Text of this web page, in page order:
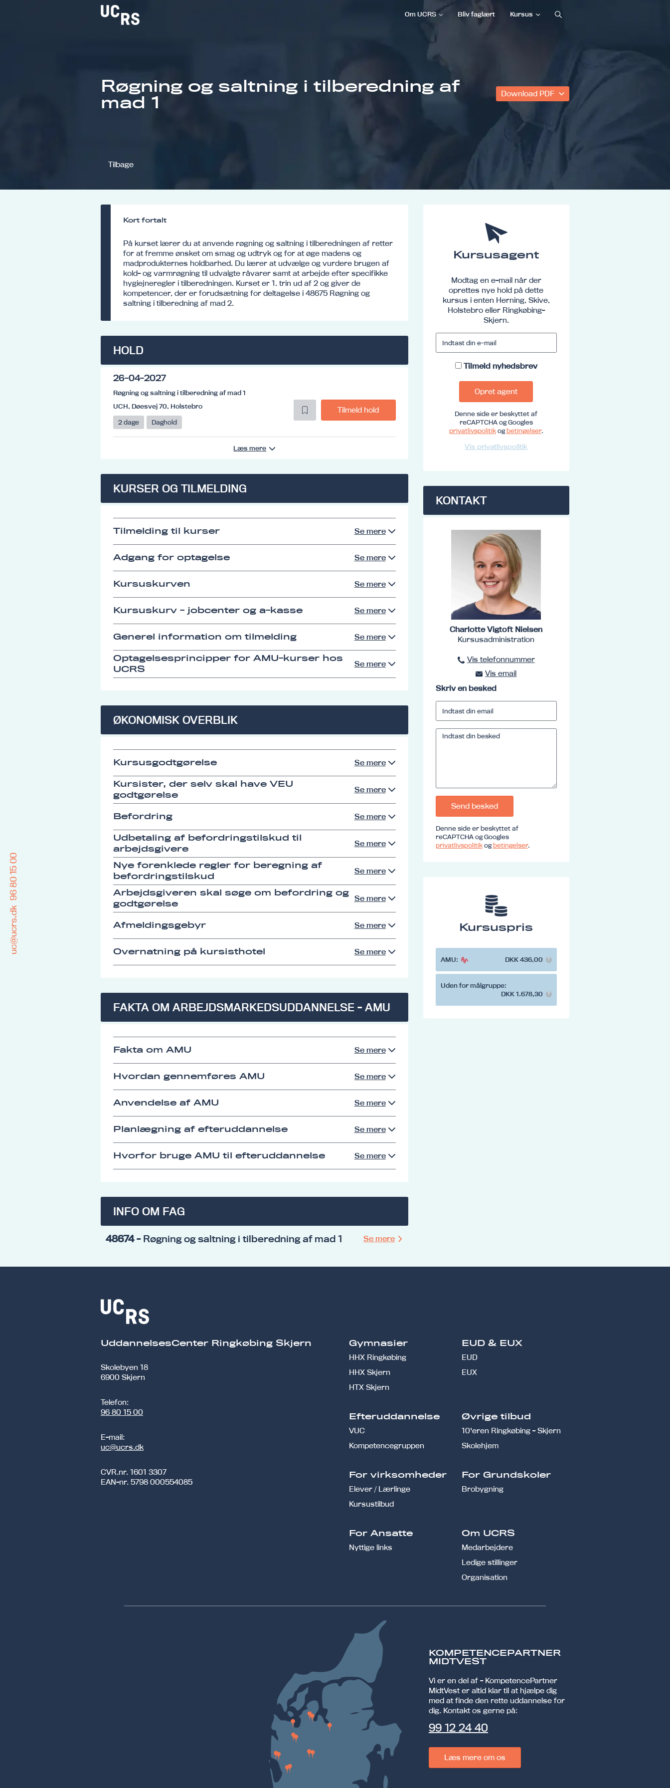
Om UCRS Bliv faglært Kursus
Røgning og saltning i tilberedning af
mad 1
Download PDF
Tilbage
Kort fortalt
På kurset lærer du at anvende røgning og saltning i tilberedningen af retter
for at fremme ønsket om smag og udtryk og for at øge madens og
madprodukternes holdbarhed. Du lærer at udvælge og vurdere brugen af
kold- og varmrøgning til udvalgte råvarer samt at arbejde efter specifikke
hygiejneregler i tilberedningen. Kurset er 1. trin ud af 2 og giver de
kompetencer, der er forudsætning for deltagelse i 48675 Røgning og
saltning i tilberedning af mad 2.
HOLD
26-04-2027
Røgning og saltning i tilberedning af mad 1
UCH, Døesvej 70, Holstebro
2 dage
Daghold
Tilmeld hold
Læs mere
KURSER OG TILMELDING
Tilmelding til kurser Se mere
Adgang for optagelse Se mere
Kursuskurven Se mere
Kursuskurv - jobcenter og a-kasse Se mere
Generel information om tilmelding Se mere
Optagelsesprincipper for AMU-kurser hos
UCRS
Se mere
ØKONOMISK OVERBLIK
Kursusgodtgørelse Se mere
Kursister, der selv skal have VEU
godtgørelse
Se mere
Befordring Se mere
Udbetaling af befordringstilskud til
arbejdsgivere
Se mere
Nye forenklede regler for beregning af
befordringstilskud
Se mere
Arbejdsgiveren skal søge om befordring og
godtgørelse
Se mere
Afmeldingsgebyr Se mere
Overnatning på kursisthotel Se mere
FAKTA OM ARBEJDSMARKEDSUDDANNELSE - AMU
Fakta om AMU Se mere
Hvordan gennemføres AMU Se mere
Anvendelse af AMU Se mere
Planlægning af efteruddannelse Se mere
Hvorfor bruge AMU til efteruddannelse Se mere
INFO OM FAG
48674- Røgning og saltning i tilberedning af mad 1 Se mere
Kursusagent
Modtag en e-mail når der
oprettes nye hold på dette
kursus i enten Herning, Skive,
Holstebro eller Ringkøbing-
Skjern.
Tilmeld nyhedsbrev
Opret agent
Denne side er beskyttet af
reCAPTCHA og Googles
privatlivspolitikogbetingelser.
Vis privatlivspolitik
KONTAKT
Charlotte Vigtoft Nielsen
Kursusadministration
Vis telefonnummer
96801516
Vis emailkursus@ucrs.dk
Skriv en besked
Send besked
Denne side er beskyttet af
reCAPTCHA og Googles
privatlivspolitikogbetingelser.
Kursuspris
AMU: DKK 436,00
Uden for målgruppe:
DKK 1.678,30
UddannelsesCenter Ringkøbing Skjern
Skolebyen 18
6900 Skjern
Telefon:
96 80 15 00
E-mail:
uc@ucrs.dk
CVR.nr. 1601 3307
EAN-nr. 5798 000554085
Gymnasier
HHX Ringkøbing
HHX Skjern
HTX Skjern
EUD & EUX
EUD
EUX
Efteruddannelse
VUC
Kompetencegruppen
Øvrige tilbud
10'eren Ringkøbing - Skjern
Skolehjem
For virksomheder
Elever / Lærlinge
Kursustilbud
For Grundskoler
Brobygning
For Ansatte
Nyttige links
Om UCRS
Medarbejdere
Ledige stillinger
Organisation
KOMPETENCEPARTNER
MIDTVEST
Vi er en del af - KompetencePartner
MidtVest er altid klar til at hjælpe dig
med at finde den rette uddannelse for
dig. Kontakt os gerne på:
99 12 24 40
Læs mere om os
uc@ucrs.dk
96 80 15 00